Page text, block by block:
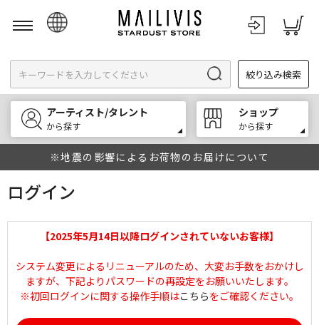
English
한국어
中文
絞り込み検索
アーティスト/タレント
から探す
ショップ
から探す
※地震の影響によるお荷物のお届けについて
ログイン
【2025年5月14日以降ログインされていないお客様】
システム変更によるリニューアルのため、大変お手数をおかけし
ますが、下記よりパスワードの再設定をお願いいたします。
※初回ログインに関する操作手順はこちらをご確認ください。